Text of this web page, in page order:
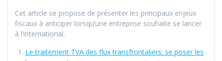
Cet article se propose de présenter les principaux enjeux
fiscaux à anticiper lorsqu’une entreprise souhaite se lancer
à l’international.
Le traitement TVA des flux transfrontaliers: se poser les